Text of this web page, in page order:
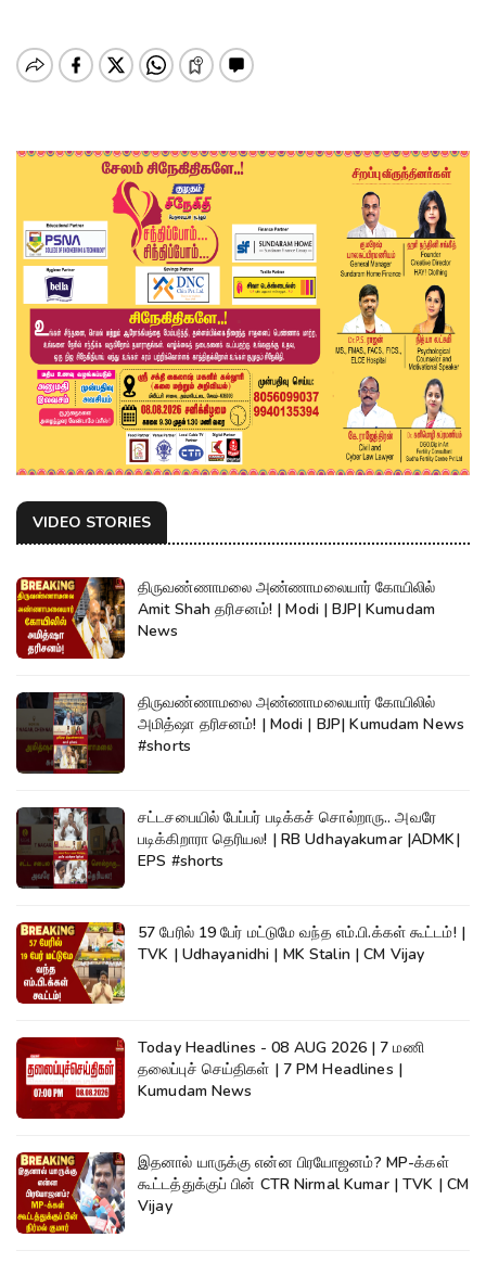
VIDEO STORIES
திருவண்ணாமலை அண்ணாமலையார் கோயிலில்
Amit Shah தரிசனம்! | Modi | BJP| Kumudam
News
திருவண்ணாமலை அண்ணாமலையார் கோயிலில்
அமித்ஷா தரிசனம்! | Modi | BJP| Kumudam News
#shorts
சட்டசபையில் பேப்பர் படிக்கச் சொல்றாரு.. அவரே
படிக்கிறாரா தெரியல! | RB Udhayakumar |ADMK|
EPS #shorts
57 பேரில் 19 பேர் மட்டுமே வந்த எம்.பி.க்கள் கூட்டம்! |
TVK | Udhayanidhi | MK Stalin | CM Vijay
Today Headlines - 08 AUG 2026 | 7 மணி
தலைப்புச் செய்திகள் | 7 PM Headlines |
Kumudam News
இதனால் யாருக்கு என்ன பிரயோஜனம்? MP-க்கள்
கூட்டத்துக்குப் பின் CTR Nirmal Kumar | TVK | CM
Vijay